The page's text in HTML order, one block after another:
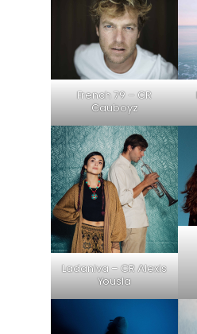
French 79 – CR
Cauboyz
Ladaniva – CR Alexis
Yousla